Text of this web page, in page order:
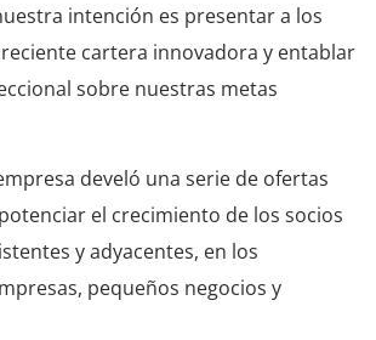
intención es presentar a los
cartera innovadora y entablar
sobre nuestras metas
develó una serie de ofertas
el crecimiento de los socios
y adyacentes, en los
pequeños negocios y